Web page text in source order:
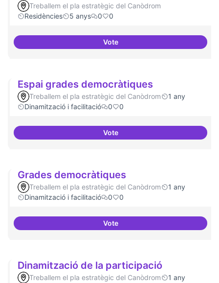
Treballem el pla estratègic del Canòdrom
Residències
5 anys 0 0
Vote30 projectes residents referents
Espai grades democràtiques
Treballem el pla estratègic del Canòdrom
1 any
Dinamització i facilitació
0 0
VoteEspai grades democràtiques
Grades democràtiques
Treballem el pla estratègic del Canòdrom
1 any
Dinamització i facilitació
0 0
VoteGrades democràtiques
Dinamització de la participació
Treballem el pla estratègic del Canòdrom
1 any